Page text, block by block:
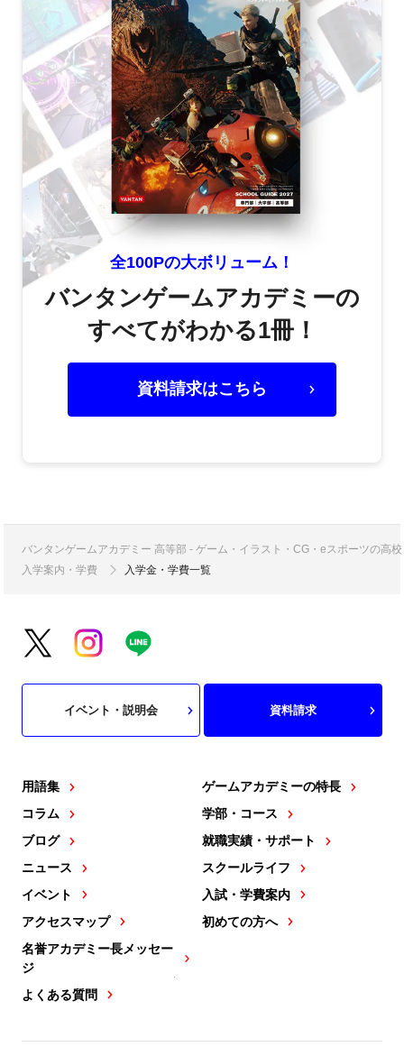
全100Pの大ボリューム！
バンタンゲームアカデミーの
すべてがわかる1冊！
資料請求はこちら
バンタンゲームアカデミー 高等部 - ゲーム・イラスト・CG・eスポーツの高
入学案内・学費
入学金・学費一覧
用語集
コラム
ブログ
ニュース
イベント
アクセスマップ
名誉アカデミー長メッセー
ジ
よくある質問
ゲームアカデミーの特長
学部・コース
就職実績・サポート
スクールライフ
入試・学費案内
初めての方へ
イベント・説明会 資料請求